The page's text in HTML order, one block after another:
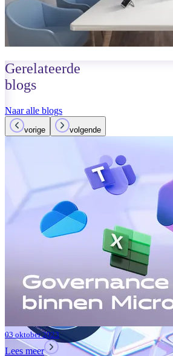
Gerelateerde
blogs
Naar alle blogs
vorige volgende